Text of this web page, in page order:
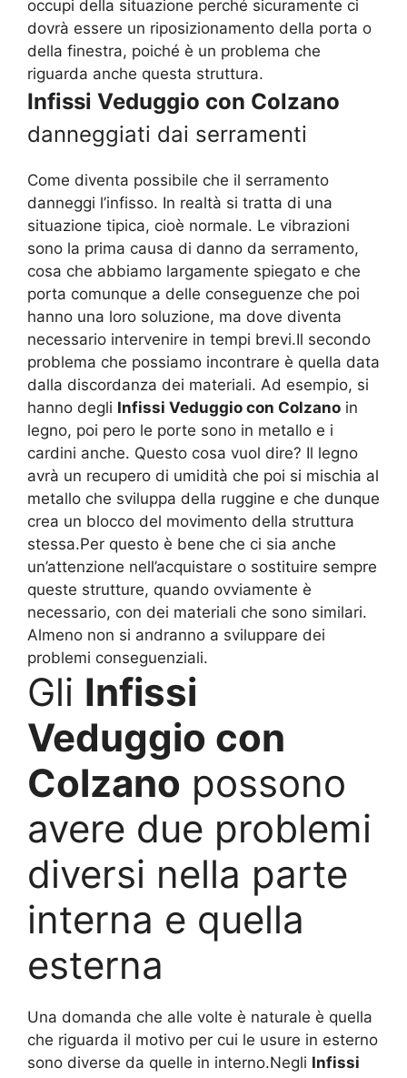
occupi della situazione perché sicuramente ci
dovrà essere un riposizionamento della porta o
della finestra, poiché è un problema che
riguarda anche questa struttura.
Infissi Veduggio con Colzano
danneggiati dai serramenti
Come diventa possibile che il serramento
danneggi l’infisso. In realtà si tratta di una
situazione tipica, cioè normale. Le vibrazioni
sono la prima causa di danno da serramento,
cosa che abbiamo largamente spiegato e che
porta comunque a delle conseguenze che poi
hanno una loro soluzione, ma dove diventa
necessario intervenire in tempi brevi.Il secondo
problema che possiamo incontrare è quella data
dalla discordanza dei materiali. Ad esempio, si
hanno degli Infissi Veduggio con Colzano in
legno, poi pero le porte sono in metallo e i
cardini anche. Questo cosa vuol dire? Il legno
avrà un recupero di umidità che poi si mischia al
metallo che sviluppa della ruggine e che dunque
crea un blocco del movimento della struttura
stessa.Per questo è bene che ci sia anche
un’attenzione nell’acquistare o sostituire sempre
queste strutture, quando ovviamente è
necessario, con dei materiali che sono similari.
Almeno non si andranno a sviluppare dei
problemi conseguenziali.
Gli Infissi
Veduggio con
Colzano possono
avere due problemi
diversi nella parte
interna e quella
esterna
Una domanda che alle volte è naturale è quella
che riguarda il motivo per cui le usure in esterno
sono diverse da quelle in interno.Negli Infissi